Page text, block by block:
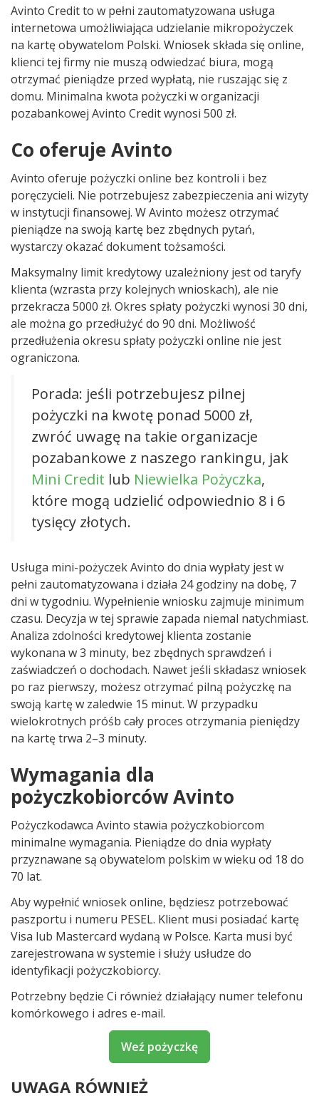
Avinto Credit to w pełni zautomatyzowana usługa
internetowa umożliwiająca udzielanie mikropożyczek
na kartę obywatelom Polski. Wniosek składa się online,
klienci tej firmy nie muszą odwiedzać biura, mogą
otrzymać pieniądze przed wypłatą, nie ruszając się z
domu. Minimalna kwota pożyczki w organizacji
pozabankowej Avinto Credit wynosi 500 zł.
Co oferuje Avinto
Avinto oferuje pożyczki online bez kontroli i bez
poręczycieli. Nie potrzebujesz zabezpieczenia ani wizyty
w instytucji finansowej. W Avinto możesz otrzymać
pieniądze na swoją kartę bez zbędnych pytań,
wystarczy okazać dokument tożsamości.
Maksymalny limit kredytowy uzależniony jest od taryfy
klienta (wzrasta przy kolejnych wnioskach), ale nie
przekracza 5000 zł. Okres spłaty pożyczki wynosi 30 dni,
ale można go przedłużyć do 90 dni. Możliwość
przedłużenia okresu spłaty pożyczki online nie jest
ograniczona.
Porada: jeśli potrzebujesz pilnej
pożyczki na kwotę ponad 5000 zł,
zwróć uwagę na takie organizacje
pozabankowe z naszego rankingu, jak
Mini Credit lub Niewielka Pożyczka,
które mogą udzielić odpowiednio 8 i 6
tysięcy złotych.
Usługa mini-pożyczek Avinto do dnia wypłaty jest w
pełni zautomatyzowana i działa 24 godziny na dobę, 7
dni w tygodniu. Wypełnienie wniosku zajmuje minimum
czasu. Decyzja w tej sprawie zapada niemal natychmiast.
Analiza zdolności kredytowej klienta zostanie
wykonana w 3 minuty, bez zbędnych sprawdzeń i
zaświadczeń o dochodach. Nawet jeśli składasz wniosek
po raz pierwszy, możesz otrzymać pilną pożyczkę na
swoją kartę w zaledwie 15 minut. W przypadku
wielokrotnych próśb cały proces otrzymania pieniędzy
na kartę trwa 2–3 minuty.
Wymagania dla
pożyczkobiorców Avinto
Pożyczkodawca Avinto stawia pożyczkobiorcom
minimalne wymagania. Pieniądze do dnia wypłaty
przyznawane są obywatelom polskim w wieku od 18 do
70 lat.
Aby wypełnić wniosek online, będziesz potrzebować
paszportu i numeru PESEL. Klient musi posiadać kartę
Visa lub Mastercard wydaną w Polsce. Karta musi być
zarejestrowana w systemie i służy usłudze do
identyfikacji pożyczkobiorcy.
Potrzebny będzie Ci również działający numer telefonu
komórkowego i adres e-mail.
Weź pożyczkę
UWAGA RÓWNIEŻ